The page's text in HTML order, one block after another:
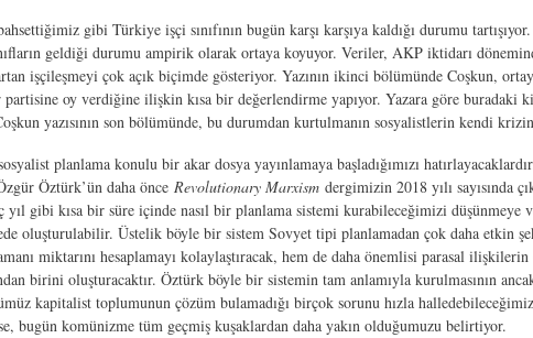
gibi Türkiye işçi sınıfının bugün karşı karşıya kaldığı durumu
geldiği durumu ampirik olarak ortaya koyuyor. Veriler, AKP iktidarı
işçileşmeyi çok açık biçimde gösteriyor. Yazının ikinci bölümünde Coşkun,
oy verdiğine ilişkin kısa bir değerlendirme yapıyor. Yazara göre buradaki
yazısının son bölümünde, bu durumdan kurtulmanın sosyalistlerin kendi
planlama konulu bir akar dosya yayınlamaya başladığımızı
Öztürk’ün daha önce Revolutionary Marxism dergimizin 2018 yılı sayısında
gibi kısa bir süre içinde nasıl bir planlama sistemi kurabileceğimizi düşünmeye
oluşturulabilir. Üstelik böyle bir sistem Sovyet tipi planlamadan çok daha etkin
miktarını hesaplamayı kolaylaştıracak, hem de daha önemlisi parasal ilişkilerin
birini oluşturacaktır. Öztürk böyle bir sistemin tam anlamıyla kurulmasının
kapitalist toplumunun çözüm bulamadığı birçok sorunu hızla
bugün komünizme tüm geçmiş kuşaklardan daha yakın olduğumuzu belirtiyor.